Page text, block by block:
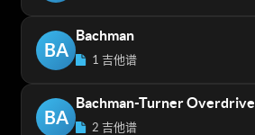
BA
Bachman
1 吉他谱
BA
Bachman-Turner Overdrive
2 吉他谱